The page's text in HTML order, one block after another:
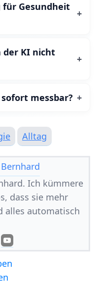
für Gesundheit
der KI nicht
messbar?
Alltag
Ich kümmere
dass sie mehr
alles automatisch